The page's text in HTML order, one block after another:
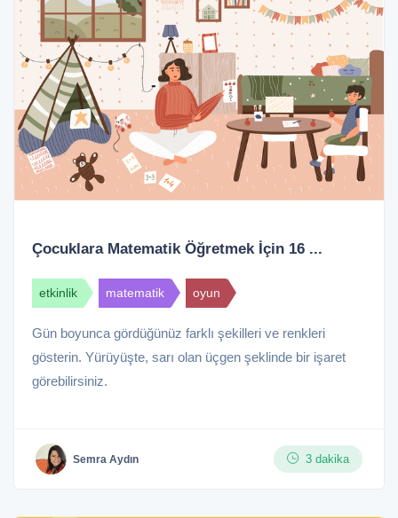
Çocuklara Matematik Öğretmek İçin 16 ...
etkinlik matematik oyun
Gün boyunca gördüğünüz farklı şekilleri ve renkleri
gösterin. Yürüyüşte, sarı olan üçgen şeklinde bir işaret
görebilirsiniz.
Semra Aydın 3 dakika